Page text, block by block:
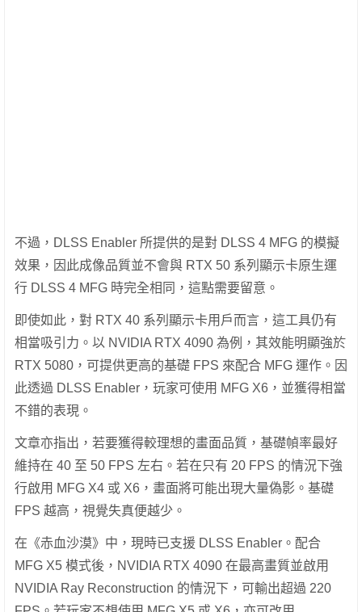
不過，DLSS Enabler 所提供的是對 DLSS 4 MFG 的模擬
效果，因此成像品質並不會與 RTX 50 系列顯示卡原生運
行 DLSS 4 MFG 時完全相同，這點需要留意。
即使如此，對 RTX 40 系列顯示卡用戶而言，這工具仍有
相當吸引力。以 NVIDIA RTX 4090 為例，其效能明顯強於
RTX 5080，可提供更高的基礎 FPS 來配合 MFG 運作。因
此透過 DLSS Enabler，玩家可使用 MFG X6，並獲得相當
不錯的表現。
文章亦指出，若要獲得較理想的畫面品質，基礎幀率最好
維持在 40 至 50 FPS 左右。若在只有 20 FPS 的情況下強
行啟用 MFG X4 或 X6，畫面將可能出現大量偽影。基礎
FPS 越高，視覺失真便越少。
在《赤血沙漠》中，現時已支援 DLSS Enabler。配合
MFG X5 模式後，NVIDIA RTX 4090 在最高畫質並啟用
NVIDIA Ray Reconstruction 的情況下，可輸出超過 220